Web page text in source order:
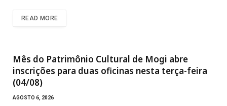
READ MORE
Mês do Patrimônio Cultural de Mogi abre
inscrições para duas oficinas nesta terça-feira
(04/08)
AGOSTO 6, 2026